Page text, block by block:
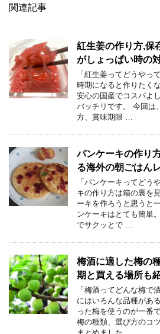
関連記事
紅生姜の作り方,保
がしょっぱい時の
「紅生姜ってどうやっ
時期になると作りたく
安心の国産でコスパよ
バッチリです。 今回は
方、賞味期限 …
パンケーキの作り
る海外の朝ごはん
「パンケーキってどう
キの作り方は箱の裏を
ーキを作ろうと思うと
ンケーキはとても簡単
でサクッとで …
梅酒に適した梅の
期と買える場所も
「梅酒ってどんな梅で
にはいろんな品種があ
った梅を使うのが一番
梅の種類、選び方のコ